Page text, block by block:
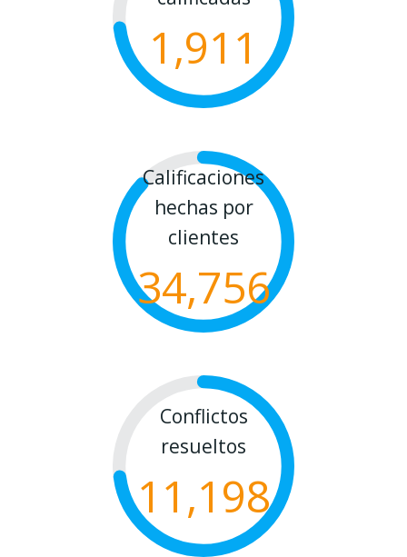
1,911
Calificaciones
hechas por
clientes
34,756
Conflictos
resueltos
11,198